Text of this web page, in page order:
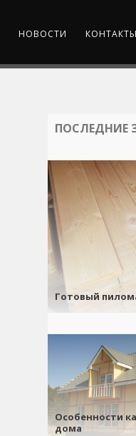
НОВОСТИ КОНТАКТЫ
ПОСЛЕДНИЕ
Готовый
Особенности
дома